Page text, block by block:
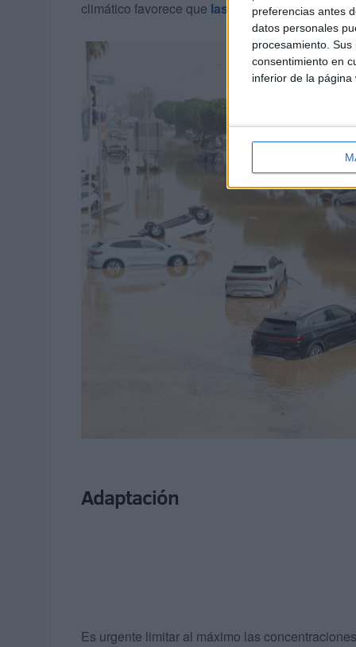
preferencias antes
datos personales
procesamiento.
consentimiento en
inferior de la página
climático favorece que las lluvias sean más
Adaptación
Es urgente limitar al máximo las